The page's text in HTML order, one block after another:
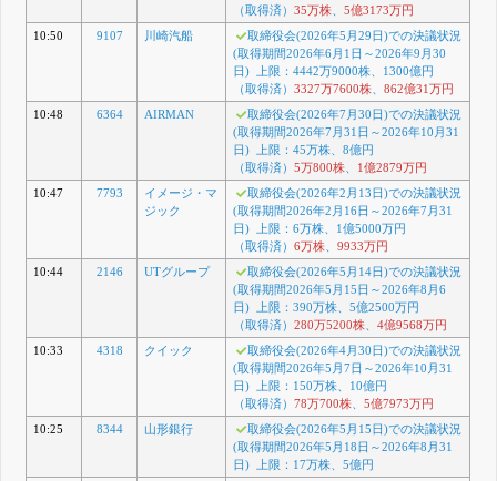
（取得済） 35万株、 5億3173万円
10:50
9107 川崎汽船
取締役会(2026年5月29日)での決議状況
(取得期間2026年6月1日～2026年9月30
日) 上限：4442万9000株、1300億円
（取得済） 3327万7600株、 862億31万円
10:48
6364 AIRMAN
取締役会(2026年7月30日)での決議状況
(取得期間2026年7月31日～2026年10月31
日) 上限：45万株、8億円
（取得済） 5万800株、
1億2879万円
10:47
7793
イメージ・マ
ジック
取締役会(2026年2月13日)での決議状況
(取得期間2026年2月16日～2026年7月31
日) 上限：6万株、1億5000万円
（取得済） 6万株、 9933万円
10:44
2146 UTグループ
取締役会(2026年5月14日)での決議状況
(取得期間2026年5月15日～2026年8月6
日) 上限：390万株、5億2500万円
（取得済） 280万5200株、 4億9568万円
10:33
4318 クイック
取締役会(2026年4月30日)での決議状況
(取得期間2026年5月7日～2026年10月31
日) 上限：150万株、10億円
（取得済） 78万700株、 5億7973万円
10:25
8344 山形銀行
取締役会(2026年5月15日)での決議状況
(取得期間2026年5月18日～2026年8月31
日) 上限：17万株、5億円